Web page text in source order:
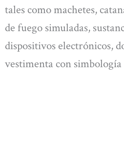
tales como machetes,
de fuego simuladas,
dispositivos electrónicos,
vestimenta con